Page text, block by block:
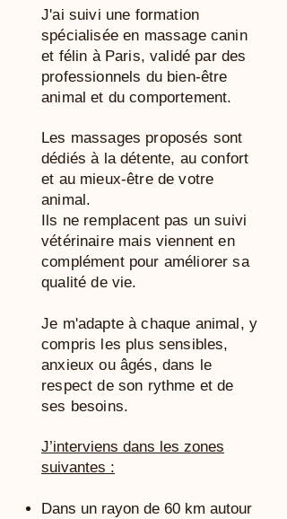
J'ai suivi une formation
spécialisée en massage canin
et félin à Paris, validé par des
professionnels du bien-être
animal et du comportement.
Les massages proposés sont
dédiés à la détente, au confort
et au mieux-être de votre
animal.
Ils ne remplacent pas un suivi
vétérinaire mais viennent en
complément pour améliorer sa
qualité de vie.
Je m'adapte à chaque animal, y
compris les plus sensibles,
anxieux ou âgés, dans le
respect de son rythme et de
ses besoins.
J’interviens dans les zones
suivantes :
Dans un rayon de 60 km autour